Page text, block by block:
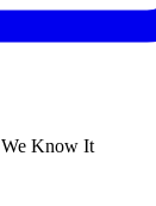
We Know It